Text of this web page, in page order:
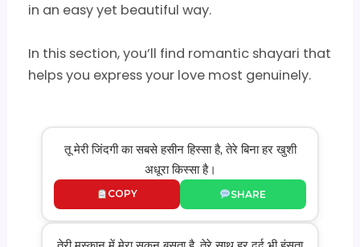
in an easy yet beautiful way.
In this section, you’ll find romantic shayari that
helps you express your love most genuinely.
तू मेरी जिंदगी का सबसे हसीन हिस्सा है, तेरे बिना हर खुशी
अधूरा किस्सा है।
COPY SHARE